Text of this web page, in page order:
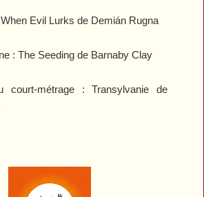
When Evil Lurks de Demián Rugna
:The Seeding de Barnaby Clay
court-métrage :Transylvanie de